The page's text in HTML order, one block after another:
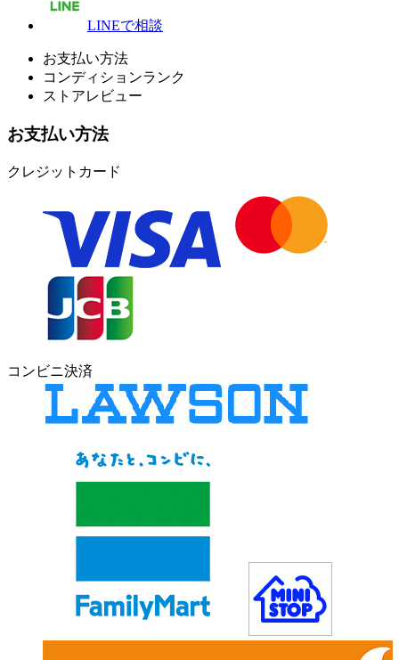
LINEで相談
お支払い方法
コンディションランク
ストアレビュー
お支払い方法
クレジットカード
コンビニ決済